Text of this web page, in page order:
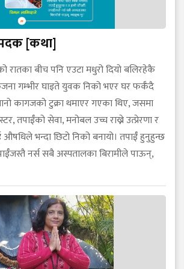
[कथा]
रातका बीच पनि एउटा मधुरो दियो बलिरहेकै
गम्भीर घाइते युवक निको भएर घर फर्कँदै
कागजको टुक्रा थमाएर गएका थिए, जसमा
तपाईँको सेवा, मनोबल उच्च राख्ने उत्प्रेरणा र
भन्दा छिटो निको बनायो। तपाईँ हुनुहुन्छ
नर्स सबै अस्पतालका बिरामीले पाऊन्,